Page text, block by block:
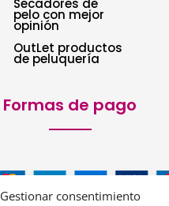
Gestionar consentimiento
pelo con mejor
opinión
OutLet productos
de peluquería
Formas de pago